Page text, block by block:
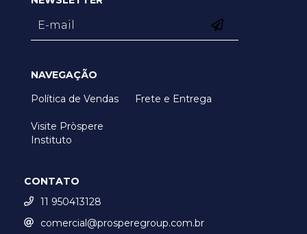
NAVEGAÇÃO
Política de Vendas
Frete e Entrega
Visite Pròspere
Instituto
CONTATO
11 950413128
comercial@prosperegroup.com.br